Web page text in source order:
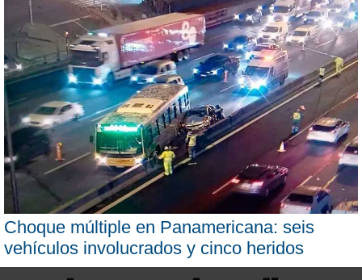
Choque múltiple en Panamericana: seis
vehículos involucrados y cinco heridos